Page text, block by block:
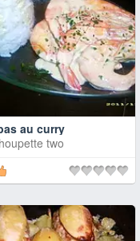
au curry
two